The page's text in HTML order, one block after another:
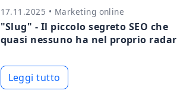
17.11.2025 • Marketing online
"Slug" - Il piccolo segreto SEO che
quasi nessuno ha nel proprio radar
Leggi tutto